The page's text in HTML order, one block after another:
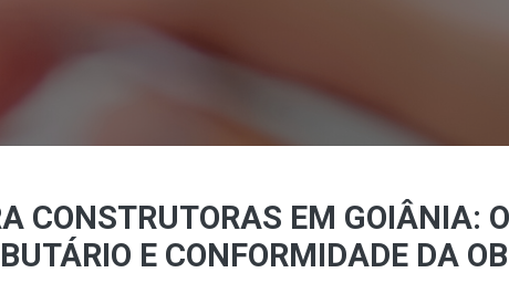
CONSTRUTORAS EM GOIÂNIA:
E CONFORMIDADE DA